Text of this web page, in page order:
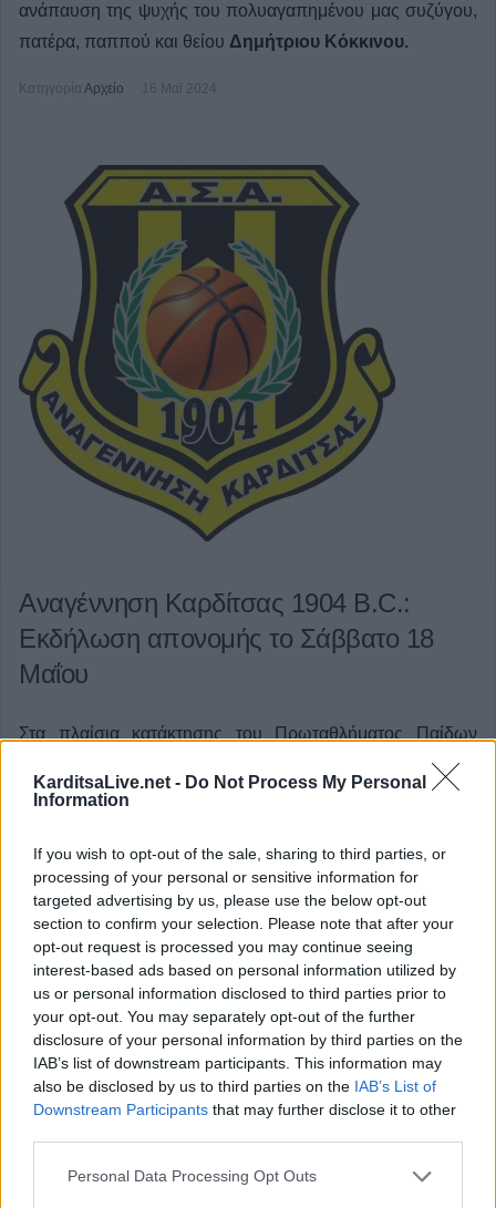
KarditsaLive.net - Do Not Process My Personal
Information
If you wish to opt-out of the sale, sharing to third parties, or
processing of your personal or sensitive information for
targeted advertising by us, please use the below opt-out
section to confirm your selection. Please note that after your
opt-out request is processed you may continue seeing
interest-based ads based on personal information utilized by
us or personal information disclosed to third parties prior to
your opt-out. You may separately opt-out of the further
disclosure of your personal information by third parties on the
IAB’s list of downstream participants. This information may
also be disclosed by us to third parties on the IAB’s List of
Downstream Participants that may further disclose it to other
Personal Data Processing Opt Outs
ανάπαυση της ψυχής του πολυαγαπημένου μας συζύγου,
πατέρα, παππού και θείου Δημήτριου Κόκκινου.
Κατηγορία Αρχείο 16 Μαϊ 2024
Αναγέννηση Καρδίτσας 1904 B.C.:
Εκδήλωση απονομής το Σάββατο 18
Μαΐου
Στα πλαίσια κατάκτησης του Πρωταθλήματος Παίδων
Καλαθοσφαίρισης Νομού Καρδίτσας από το τμήμα
Παίδων της ομάδας μας, το Σάββατο 18/05 και ώρα 12.00
πραγματοποιηθεί η εκδήλωση απονομής παρουσία
κόσμου και φορέων.
16 Μαϊ 2024